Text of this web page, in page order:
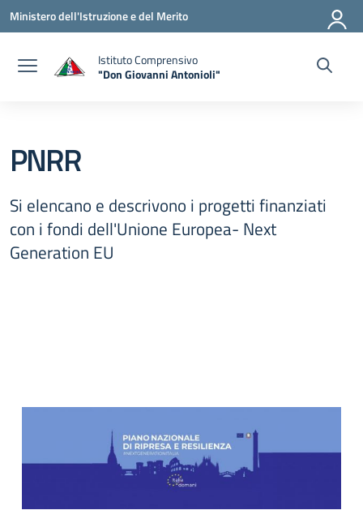
Vai ai contenuti
Vai al menu di navigazione
Vai al footer
Ministero dell'Istruzione e del Merito
Istituto Comprensivo
"Don Giovanni Antonioli"
PNRR
Si elencano e descrivono i progetti finanziati
con i fondi dell'Unione Europea- Next
Generation EU